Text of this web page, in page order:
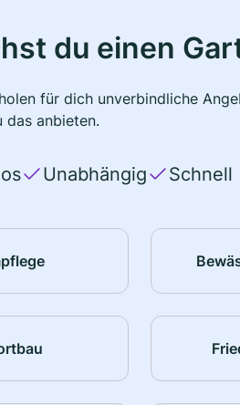
du einen
für dich unverbindliche
das anbieten.
Unabhängig Schnell